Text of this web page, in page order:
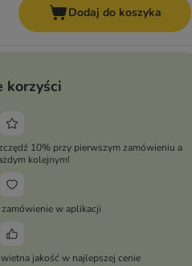
Dodaj do koszyka
korzyści
10% przy pierwszym zamówieniu a
kolejnym!
zamówienie w aplikacji
jakość w najlepszej cenie